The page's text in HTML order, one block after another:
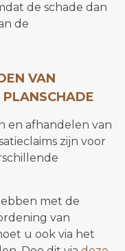
de schade dan
de
VAN
en afhandelen van
zijn voor
met de
van
u ook via het